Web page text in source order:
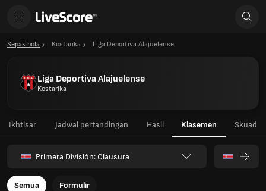
Sepak bola Kostarika Liga Deportiva Alajuelense
Liga Deportiva Alajuelense
Kostarika
Ikhtisar Jadwal pertandingan Hasil Klasemen Skuad
Primera División: Clausura
Semua Formulir